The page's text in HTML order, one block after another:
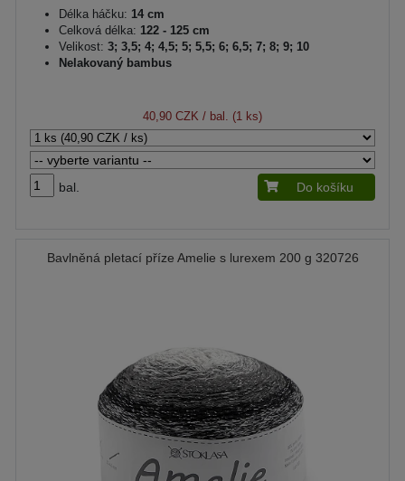
Délka háčku: 14 cm
Celková délka: 122 - 125 cm
Velikost: 3; 3,5; 4; 4,5; 5; 5,5; 6; 6,5; 7; 8; 9; 10
Nelakovaný bambus
40,90 CZK / bal. (1 ks)
bal. Do košíku
Bavlněná pletací příze Amelie s lurexem 200 g 320726